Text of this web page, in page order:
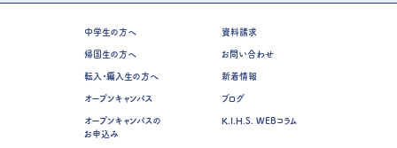
中学生の方へ
帰国生の方へ
転入・編入生の方へ
オープンキャンパス
オープンキャンパスの
お申込み
資料請求
お問い合わせ
新着情報
ブログ
K.I.H.S. WEBコラム